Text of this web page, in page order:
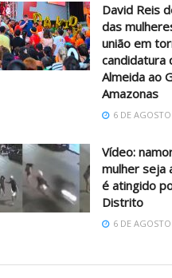
David Reis
das
união em
candidatura
Almeida ao
Amazonas
6 DE
Vídeo:
mulher seja
é atingido
Distrito
6 DE